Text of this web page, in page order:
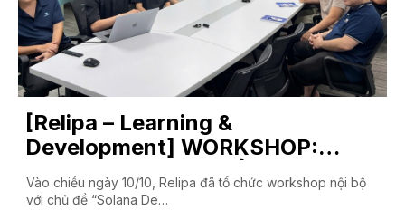
[Relipa – Learning &
Development] WORKSHOP:
Solana Develop – Điểm mạnh,
điểm yếu và điểm cần chú ý
Vào chiều ngày 10/10, Relipa đã tổ chức workshop nội bộ
với chủ đề “Solana De…